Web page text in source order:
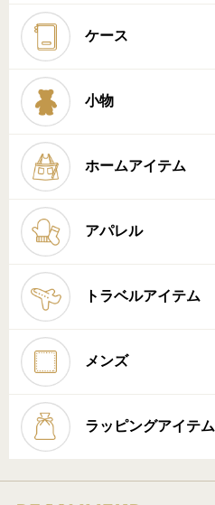
ケース
小物
ホームアイテム
アパレル
トラベルアイテム
メンズ
ラッピングアイテム